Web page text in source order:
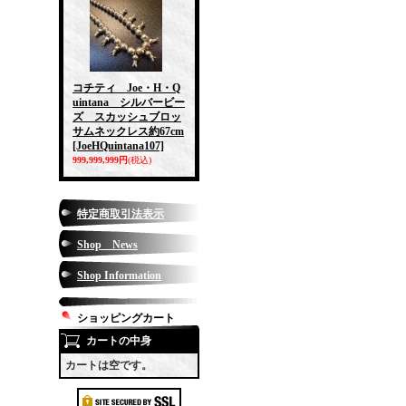
コチティ Joe・H・Q
uintana シルバービー
ズ スカッシュブロッ
サムネックレス約67cm
[JoeHQuintana107]
999,999,999円(税込)
特定商取引法表示
Shop News
Shop Information
ショッピングカート
カートの中身
カートは空です。